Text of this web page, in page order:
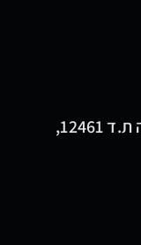
הבנאים 18, אזור תעשיה כבדה ת.ד 12461,